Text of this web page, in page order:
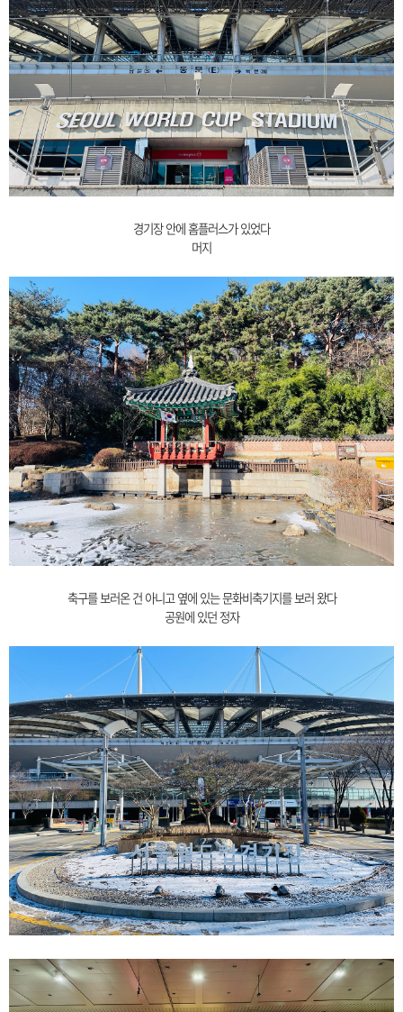
경기장 안에 홈플러스가 있었다
머지
축구를 보러온 건 아니고 옆에 있는 문화비축기지를 보러 왔다
공원에 있던 정자